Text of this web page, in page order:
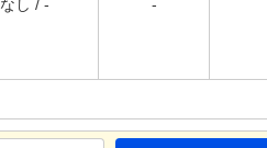
なし / -
-